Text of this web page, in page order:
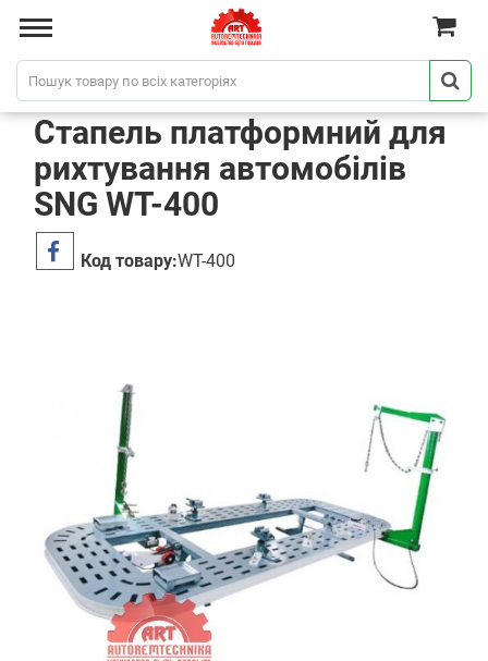
Стапель платформний для
рихтування автомобілів
SNG WT-400
Код товару:WT-400